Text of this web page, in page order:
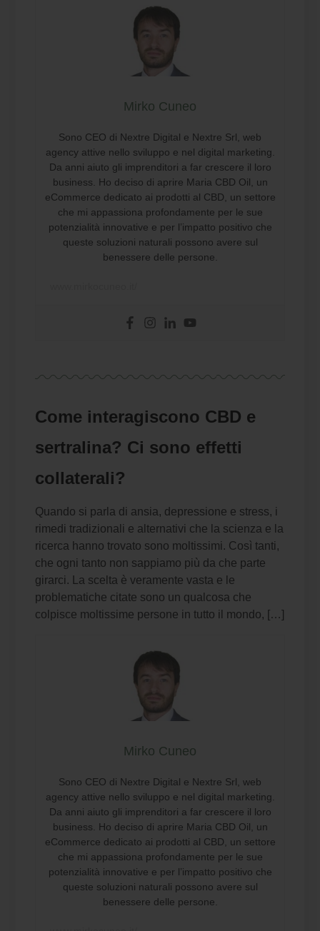
Mirko Cuneo
Sono CEO di Nextre Digital e Nextre Srl, web
agency attive nello sviluppo e nel digital marketing.
Da anni aiuto gli imprenditori a far crescere il loro
business. Ho deciso di aprire Maria CBD Oil, un
eCommerce dedicato ai prodotti al CBD, un settore
che mi appassiona profondamente per le sue
potenzialità innovative e per l’impatto positivo che
queste soluzioni naturali possono avere sul
benessere delle persone.
Come interagiscono CBD e
sertralina? Ci sono effetti
collaterali?
Quando si parla di ansia, depressione e stress, i
rimedi tradizionali e alternativi che la scienza e la
ricerca hanno trovato sono moltissimi. Così tanti,
che ogni tanto non sappiamo più da che parte
girarci. La scelta è veramente vasta e le
problematiche citate sono un qualcosa che
colpisce moltissime persone in tutto il mondo, […]
Mirko Cuneo
Sono CEO di Nextre Digital e Nextre Srl, web
agency attive nello sviluppo e nel digital marketing.
Da anni aiuto gli imprenditori a far crescere il loro
business. Ho deciso di aprire Maria CBD Oil, un
eCommerce dedicato ai prodotti al CBD, un settore
che mi appassiona profondamente per le sue
potenzialità innovative e per l’impatto positivo che
queste soluzioni naturali possono avere sul
benessere delle persone.